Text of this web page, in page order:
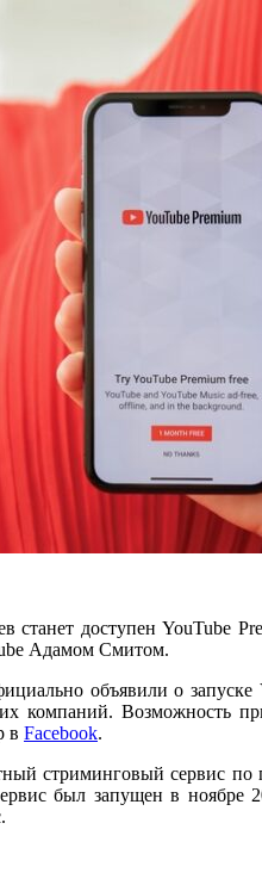
станет доступен YouTube
Адамом Смитом.
объявили о
компаний. Возможность
в Facebook.
стриминговый сервис
был запущен в